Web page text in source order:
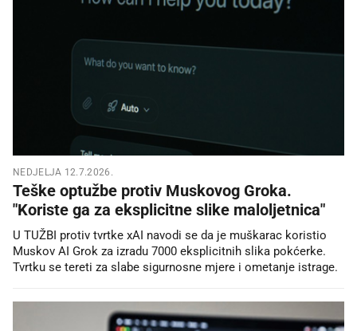
NEDJELJA 12.7.2026.
Teške optužbe protiv Muskovog Groka.
"Koriste ga za eksplicitne slike maloljetnica"
U TUŽBI protiv tvrtke xAI navodi se da je muškarac koristio
Muskov AI Grok za izradu 7000 eksplicitnih slika pokćerke.
Tvrtku se tereti za slabe sigurnosne mjere i ometanje istrage.